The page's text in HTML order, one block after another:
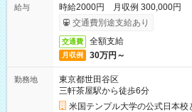
給与
時給2000円 月収例 300,000円
交通費別途支給あり
交通費 全額支給
月収例 30万円～
勤務地
東京都世田谷区
三軒茶屋駅から徒歩6分
米国テンプル大学の公式日本